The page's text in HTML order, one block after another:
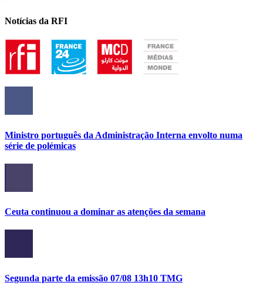
Notícias da RFI
Ministro português da Administração Interna envolto numa
série de polémicas
Ceuta continuou a dominar as atenções da semana
Segunda parte da emissão 07/08 13h10 TMG